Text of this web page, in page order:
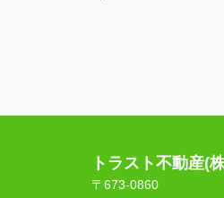
トラスト不動産(
〒673-0860